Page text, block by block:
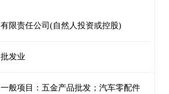
有限责任公司(自然人投资或控股)
批发业
一般项目：五金产品批发；汽车零配件